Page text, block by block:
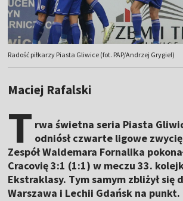
Radość piłkarzy Piasta Gliwice (fot. PAP/Andrzej Grygiel)
Maciej Rafalski
T rwa świetna seria Piasta
odniósł czwarte ligowe
Zespół Waldemara Fornalika
Cracovię 3:1 (1:1) w meczu 33.
Ekstraklasy. Tym samym zbliżył się
Warszawa i Lechii Gdańsk na punkt.